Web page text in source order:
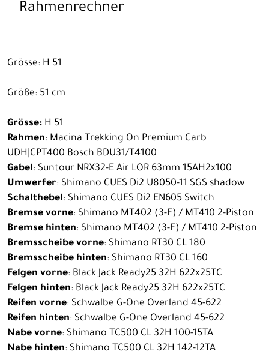
Rahmenrechner
Grösse: H 51
Größe: 51 cm
Grösse: H 51
Rahmen: Macina Trekking On Premium Carb
UDH|CPT400 Bosch BDU31/T4100
Gabel: Suntour NRX32-E Air LOR 63mm 15AH2x100
Umwerfer: Shimano CUES Di2 U8050-11 SGS shadow
Schalthebel: Shimano CUES Di2 EN605 Switch
Bremse vorne: Shimano MT402 (3-F) / MT410 2-Piston
Bremse hinten: Shimano MT402 (3-F) / MT410 2-Piston
Bremsscheibe vorne: Shimano RT30 CL 180
Bremsscheibe hinten: Shimano RT30 CL 160
Felgen vorne: Black Jack Ready25 32H 622x25TC
Felgen hinten: Black Jack Ready25 32H 622x25TC
Reifen vorne: Schwalbe G-One Overland 45-622
Reifen hinten: Schwalbe G-One Overland 45-622
Nabe vorne: Shimano TC500 CL 32H 100-15TA
Nabe hinten: Shimano TC500 CL 32H 142-12TA